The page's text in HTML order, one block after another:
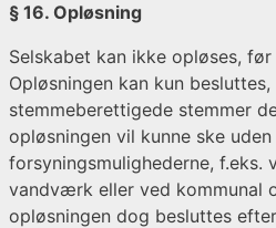
§ 16. Opløsning
Selskabet kan ikke opløses,
Opløsningen kan kun
stemmeberettigede stemmer
opløsningen vil kunne ske
forsyningsmulighederne, f.eks.
vandværk eller ved kommunal
opløsningen dog besluttes